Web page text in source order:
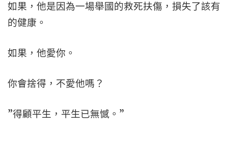
如果，他是因為一場舉國的救死扶傷，損失了該有
的健康。
如果，他愛你。
你會捨得，不愛他嗎？
”得顧平生，平生已無憾。”